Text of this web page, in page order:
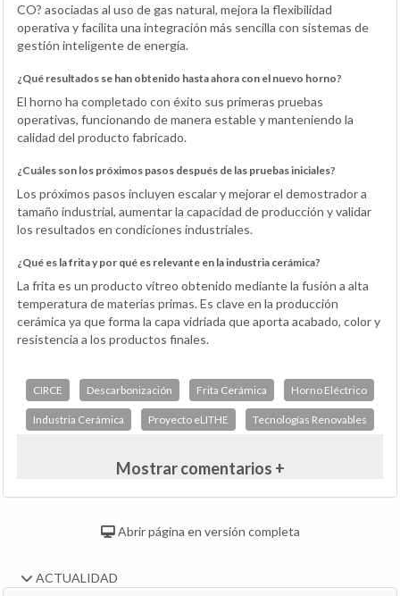
CO? asociadas al uso de gas natural, mejora la flexibilidad
operativa y facilita una integración más sencilla con sistemas de
gestión inteligente de energía.
¿Qué resultados se han obtenido hasta ahora con el nuevo horno?
El horno ha completado con éxito sus primeras pruebas
operativas, funcionando de manera estable y manteniendo la
calidad del producto fabricado.
¿Cuáles son los próximos pasos después de las pruebas iniciales?
Los próximos pasos incluyen escalar y mejorar el demostrador a
tamaño industrial, aumentar la capacidad de producción y validar
los resultados en condiciones industriales.
¿Qué es la frita y por qué es relevante en la industria cerámica?
La frita es un producto vítreo obtenido mediante la fusión a alta
temperatura de materias primas. Es clave en la producción
cerámica ya que forma la capa vidriada que aporta acabado, color y
resistencia a los productos finales.
CIRCE Descarbonización Frita Cerámica Horno Eléctrico
Industria Cerámica Proyecto eLITHE Tecnologías Renovables
Mostrar comentarios +
Abrir página en versión completa
ACTUALIDAD